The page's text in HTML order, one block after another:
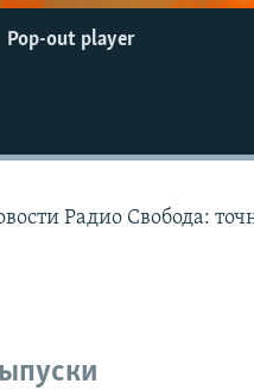
Pop-out player
Радио Свобода: